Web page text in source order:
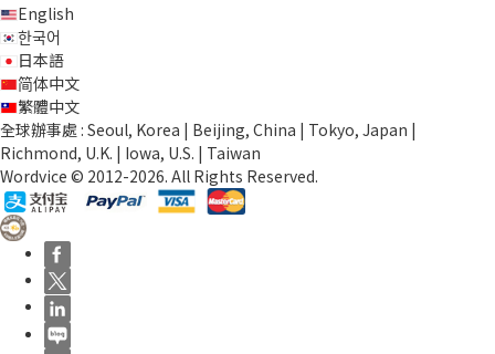
English
한국어
日本語
简体中文
繁體中文
全球辦事處 : Seoul, Korea | Beijing, China | Tokyo, Japan |
Richmond, U.K. | Iowa, U.S. | Taiwan
Wordvice © 2012-2026. All Rights Reserved.